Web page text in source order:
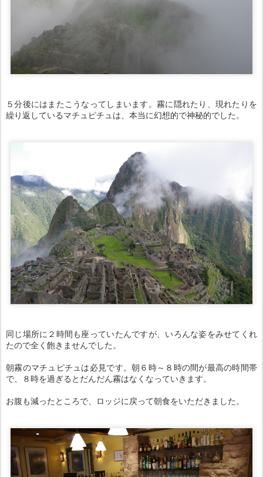
５分後にはまたこうなってしまいます。霧に隠れたり、現れたりを
繰り返しているマチュピチュは、本当に幻想的で神秘的でした。
同じ場所に２時間も座っていたんですが、いろんな姿をみせてくれ
たので全く飽きませんでした。
朝霧のマチュピチュは必見です。朝６時～８時の間が最高の時間帯
で、８時を過ぎるとだんだん霧はなくなっていきます。
お腹も減ったところで、ロッジに戻って朝食をいただきました。